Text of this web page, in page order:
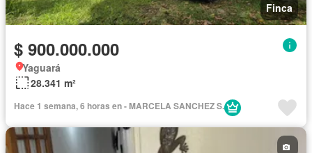
Finca
$ 900.000.000
Yaguará
28.341 m²
Hace 1 semana, 6 horas en - MARCELA SANCHEZ S.